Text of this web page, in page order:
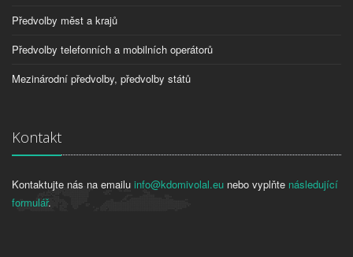
Předvolby měst a krajů
Předvolby telefonních a mobilních operátorů
Mezinárodní předvolby, předvolby států
Kontakt
Kontaktujte nás na emailu info@kdomivolal.eu nebo vyplňte následující
formulář.